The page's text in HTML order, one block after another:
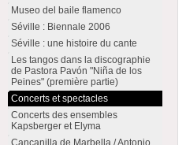
Museo del baile flamenco
Séville : Biennale 2006
Séville : une histoire du cante
Les tangos dans la discographie
de Pastora Pavón "Niña de los
Peines" (première partie)
Concerts et spectacles
Concerts des ensembles
Kapsberger et Elyma
Cancanilla de Marbella / Antonio